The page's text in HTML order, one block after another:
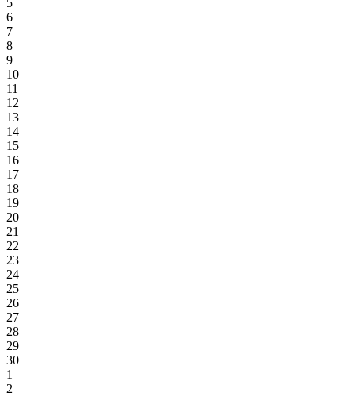
6
7
8
9
10
11
12
13
14
15
16
17
18
19
20
21
22
23
24
25
26
27
28
29
30
1
2